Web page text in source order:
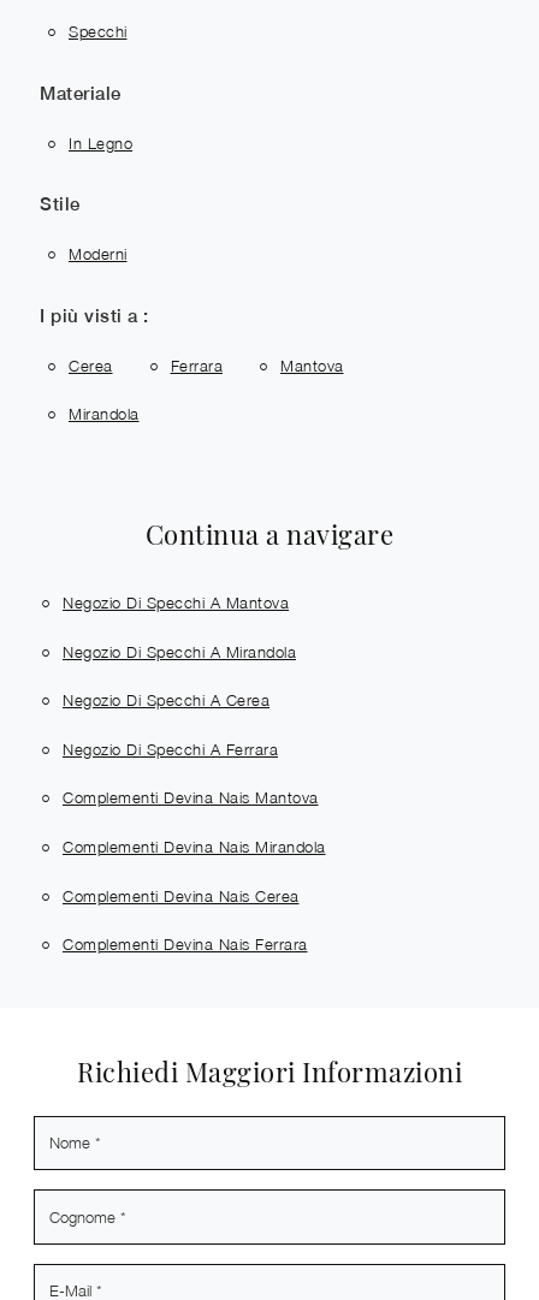
Specchi
Materiale
In Legno
Stile
Moderni
I più visti a :
Cerea Ferrara Mantova
Mirandola
Continua a navigare
Negozio Di Specchi A Mantova
Negozio Di Specchi A Mirandola
Negozio Di Specchi A Cerea
Negozio Di Specchi A Ferrara
Complementi Devina Nais Mantova
Complementi Devina Nais Mirandola
Complementi Devina Nais Cerea
Complementi Devina Nais Ferrara
Richiedi Maggiori Informazioni